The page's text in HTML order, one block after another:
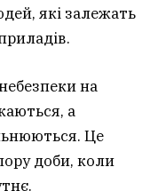
які залежать
на
а
Це
доби, коли